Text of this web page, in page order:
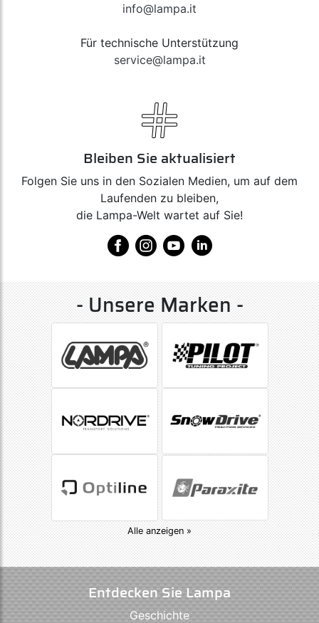
info@lampa.it
Für technische Unterstützung
service@lampa.it
Bleiben Sie aktualisiert
Folgen Sie uns in den Sozialen Medien, um auf dem
Laufenden zu bleiben,
die Lampa-Welt wartet auf Sie!
- Unsere Marken -
Alle anzeigen »
Entdecken Sie Lampa
Geschichte